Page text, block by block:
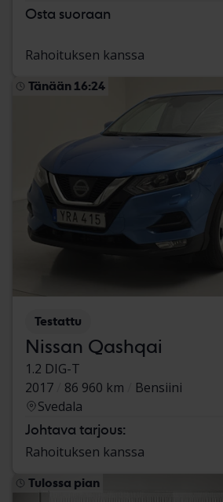
Osta suoraan
Rahoituksen kanssa
Tänään 16:24
Testattu
Nissan Qashqai
1.2 DIG-T
2017
86 960 km
Bensiini
Svedala
Johtava tarjous:
Rahoituksen kanssa
Tulossa pian